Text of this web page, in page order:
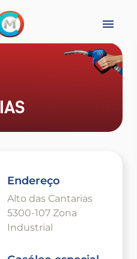
Endereço
Alto das Cantarias
5300-107 Zona
Industrial